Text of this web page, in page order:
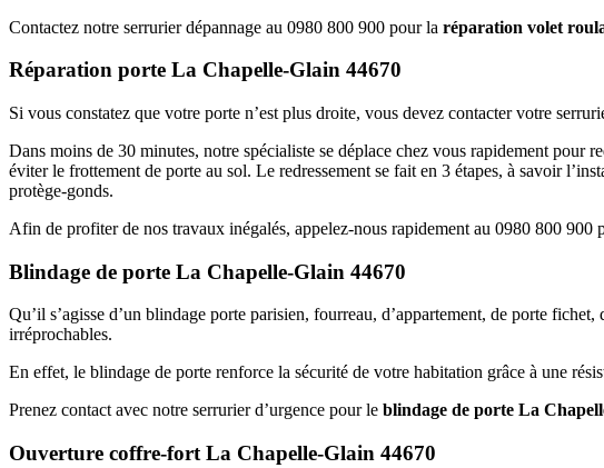
Contactez notre serrurier dépannage au 0980 800 900 pour la réparation volet
Réparation porte La Chapelle-Glain 44670
Si vous constatez que votre porte n’est plus droite, vous devez contacter votre
Dans moins de 30 minutes, notre spécialiste se déplace chez vous rapidement pour
éviter le frottement de porte au sol. Le redressement se fait en 3 étapes, à savoir
protège-gonds.
Afin de profiter de nos travaux inégalés, appelez-nous rapidement au 0980 800
Blindage de porte La Chapelle-Glain 44670
Qu’il s’agisse d’un blindage porte parisien, fourreau, d’appartement, de porte
irréprochables.
En effet, le blindage de porte renforce la sécurité de votre habitation grâce à une
Prenez contact avec notre serrurier d’urgence pour le blindage de porte La
Ouverture coffre-fort La Chapelle-Glain 44670